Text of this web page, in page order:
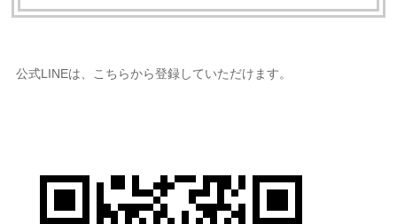
公式LINEは、こちらから登録していただけます。